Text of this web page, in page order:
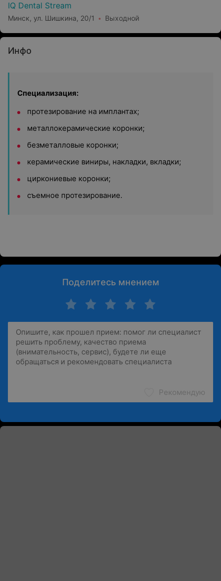
IQ Dental Stream
Минск, ул. Шишкина, 20/1 Выходной
Инфо
Специализация:
протезирование на имплантах;
металлокерамические коронки;
безметалловые коронки;
керамические виниры, накладки, вкладки;
циркониевые коронки;
съемное протезирование.
Поделитесь мнением
Рекомендую